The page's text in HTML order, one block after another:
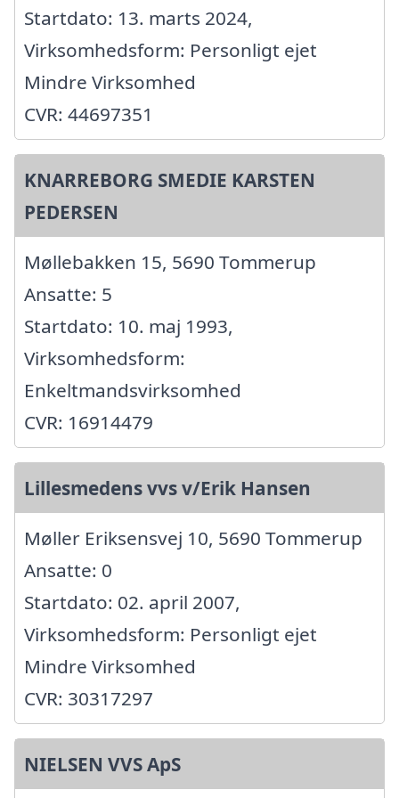
Startdato: 13. marts 2024,
Virksomhedsform: Personligt ejet
Mindre Virksomhed
CVR: 44697351
KNARREBORG SMEDIE KARSTEN
PEDERSEN
Møllebakken 15, 5690 Tommerup
Ansatte: 5
Startdato: 10. maj 1993,
Virksomhedsform:
Enkeltmandsvirksomhed
CVR: 16914479
Lillesmedens vvs v/Erik Hansen
Møller Eriksensvej 10, 5690 Tommerup
Ansatte: 0
Startdato: 02. april 2007,
Virksomhedsform: Personligt ejet
Mindre Virksomhed
CVR: 30317297
NIELSEN VVS ApS